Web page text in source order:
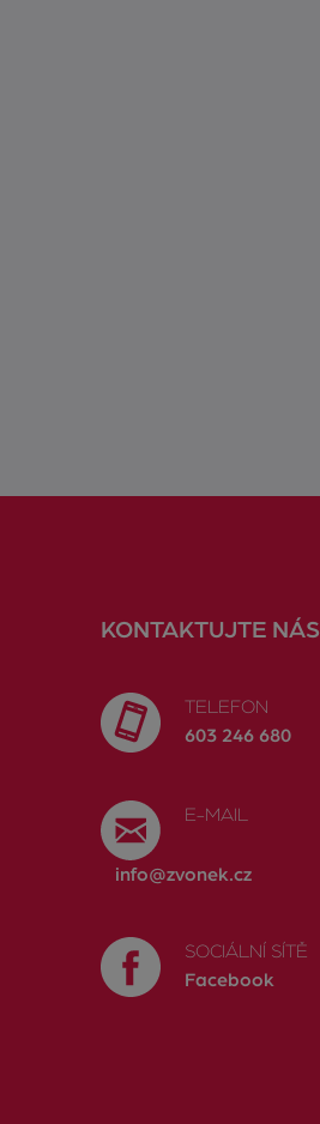
KONTAKTUJTE NÁS
TELEFON
603 246 680
E-MAIL
info@zvonek.cz
SOCIÁLNÍ SÍTĚ
Facebook